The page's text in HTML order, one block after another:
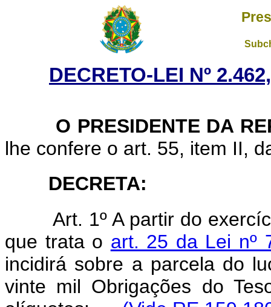
DECRETO-LEI Nº
O PRESIDENTE DA
lhe confere o art. 55, item II,
DECRETA:
Art. 1º A partir do
que trata o art. 25 da Lei nº
incidirá sobre a parcela do
vinte mil Obrigações do